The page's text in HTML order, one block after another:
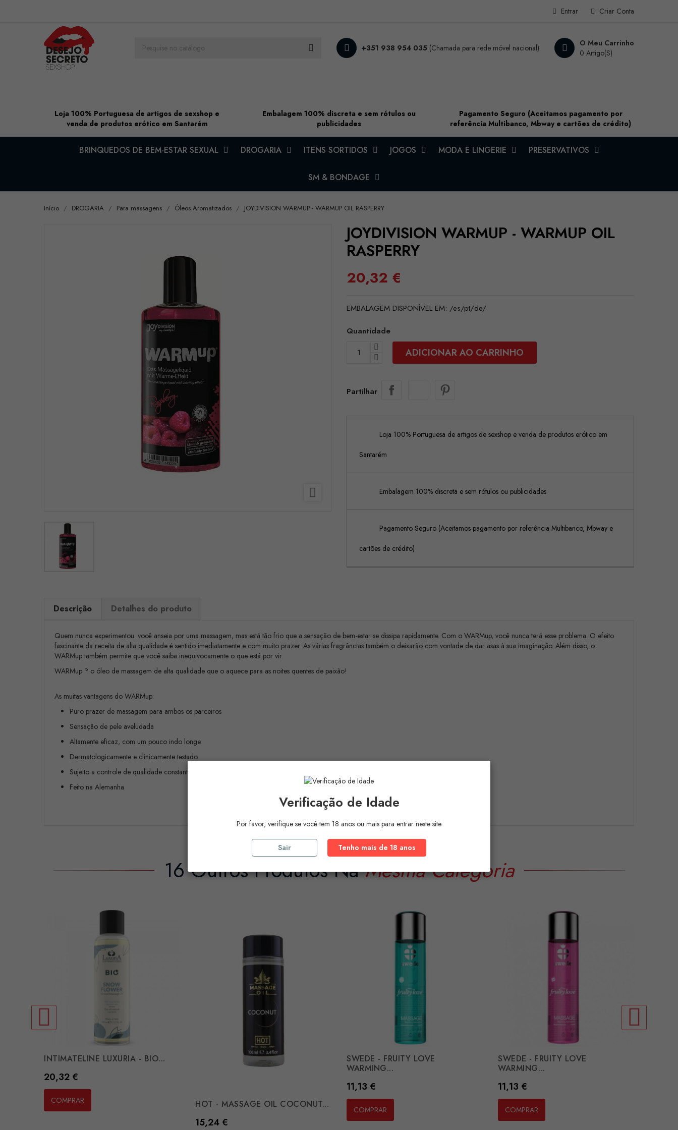
Criar Conta
Entrar
O Meu Carrinho
0 Artigo(s)
+351 938 954 035 (Chamada para rede móvel nacional)
Loja 100% Portuguesa de artigos de sexshop e
venda de produtos erótico em Santarém
Embalagem 100% discreta e sem rótulos ou
publicidades
Pagamento Seguro (Aceitamos pagamento por
referência Multibanco, Mbway e cartões de crédito)
BRINQUEDOS DE BEM-ESTAR SEXUAL DROGARIA ITENS SORTIDOS JOGOS MODA E LINGERIE PRESERVATIVOS
SM & BONDAGE
Início DROGARIA Para massagens Óleos Aromatizados JOYDIVISION WARMUP - WARMUP OIL RASPERRY

JOYDIVISION WARMUP - WARMUP OIL
RASPERRY
20,32 €
EMBALAGEM DISPONÍVEL EM: /es/pt/de/
Quantidade
ADICIONAR AO CARRINHO
Partilhar
Loja 100% Portuguesa de artigos de sexshop e venda de produtos erótico em
Santarém
Embalagem 100% discreta e sem rótulos ou publicidades
Pagamento Seguro (Aceitamos pagamento por referência Multibanco, Mbway e
cartões de crédito)
Descrição Detalhes do produto
Quem nunca experimentou: você anseia por uma massagem, mas está tão frio que a sensação de bem-estar se dissipa rapidamente. Com o WARMup, você nunca terá esse problema. O efeito
fascinante da receita de alta qualidade é sentido imediatamente e com muito prazer. As várias fragrâncias também o deixarão com vontade de dar asas à sua imaginação. Além disso, o
WARMup também permite que você saiba inequivocamente o que está por vir.
WARMup ? o óleo de massagem de alta qualidade que o aquece para as noites quentes de paixão!
As muitas vantagens do WARMup:
Puro prazer de massagem para ambos os parceiros
Sensação de pele aveludada
Altamente eficaz, com um pouco indo longe
Dermatologicamente e clinicamente testado
Sujeito a controle de qualidade constante
Feito na Alemanha
16 Outros Produtos NaMesma Categoria
INTIMATELINE LUXURIA - BIO...
Preço
20,32 €
COMPRAR HOT - MASSAGE OIL COCONUT...
Preço
15,24 €
SWEDE - FRUITY LOVE
WARMING...
Preço
11,13 €
COMPRAR
SWEDE - FRUITY LOVE
WARMING...
Preço
11,13 €
COMPRAR
Verificação de Idade
Por favor, verifique se você tem 18 anos ou mais para entrar neste site
Sair Tenho mais de 18 anos